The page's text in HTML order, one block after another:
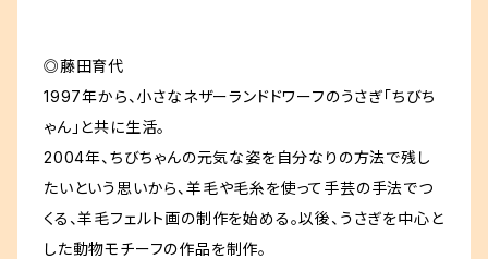
◎藤田育代
1997年から、小さなネザーランドドワーフのうさぎ「ちびち
ゃん」と共に生活。
2004年、ちびちゃんの元気な姿を自分なりの方法で残し
たいという思いから、羊毛や毛糸を使って手芸の手法でつ
くる、羊毛フェルト画の制作を始める。以後、うさぎを中心と
した動物モチーフの作品を制作。